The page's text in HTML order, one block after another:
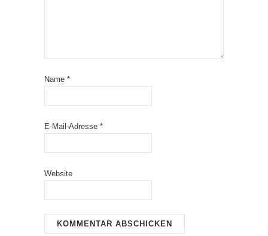
Name *
E-Mail-Adresse *
Website